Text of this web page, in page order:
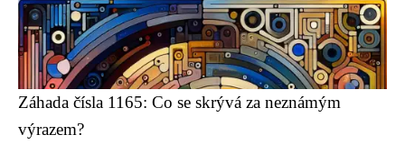
Záhada čísla 1165: Co se skrývá za neznámým
výrazem?